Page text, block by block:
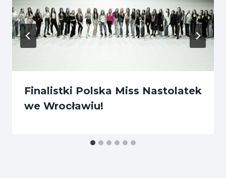
Finalistki Polska Miss Nastolatek
we Wrocławiu!